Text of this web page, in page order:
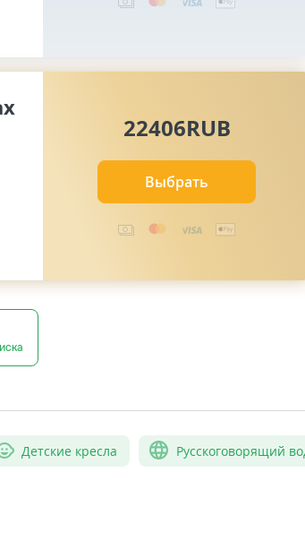
22406RUB
Выбрать
Детские кресла Русскоговорящий